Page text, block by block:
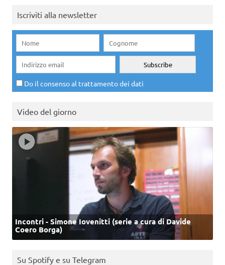
Iscriviti alla newsletter
Do il consenso al trattamento dei dati
Video del giorno
Incontri - Simone Iovenitti (serie a cura di Davide
Coero Borga)
Su Spotify e su Telegram